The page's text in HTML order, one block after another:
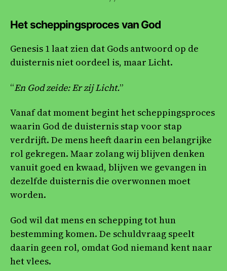
Het scheppingsproces van God
Genesis 1 laat zien dat Gods antwoord op de
duisternis niet oordeel is, maar Licht.
“En God zeide: Er zij Licht.”
Vanaf dat moment begint het scheppingsproces
waarin God de duisternis stap voor stap
verdrijft. De mens heeft daarin een belangrijke
rol gekregen. Maar zolang wij blijven denken
vanuit goed en kwaad, blijven we gevangen in
dezelfde duisternis die overwonnen moet
worden.
God wil dat mens en schepping tot hun
bestemming komen. De schuldvraag speelt
daarin geen rol, omdat God niemand kent naar
het vlees.